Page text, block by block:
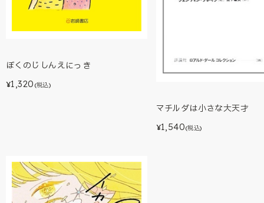
ぼくのじしんえにっき
¥1,320 (税込)
マチルダは小さな大天才
¥1,540(税込)